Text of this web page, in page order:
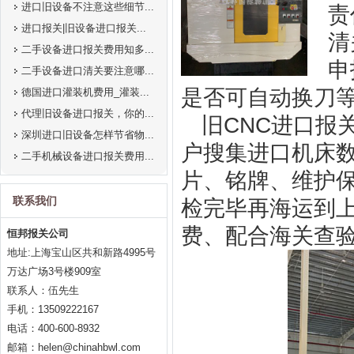
进口旧设备不注意这些细节...
进口报关|旧设备进口报关...
二手设备进口报关费用知多...
二手设备进口清关要注意哪...
德国进口灌装机费用_灌装...
代理旧设备进口报关，你的...
深圳进口旧设备怎样节省物...
二手机械设备进口报关费用...
联系我们
恒邦报关公司
地址:上海宝山区共和新路4995号
万达广场3号楼909室
联系人：伍先生
手机：13509222167
电话：400-600-8932
邮箱：helen@chinahbwl.com
是否可自动换刀
旧CNC进口报
户搜集进口机床
片、铭牌、维护
检完毕再海运到
费、配合海关查